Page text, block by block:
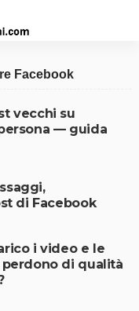
Facebook
vecchi su
— guida
di Facebook
i video e le
di qualità